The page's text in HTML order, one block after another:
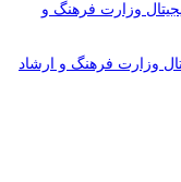
وزارت فرهنگ و ارشاد